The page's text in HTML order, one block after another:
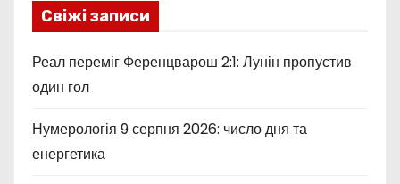
Свіжі записи
Реал переміг Ференцварош 2:1: Лунін пропустив
один гол
Нумерологія 9 серпня 2026: число дня та
енергетика